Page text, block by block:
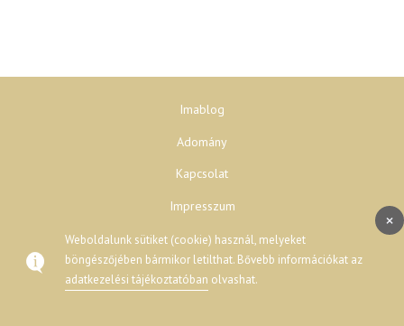
Adatvédelem
Impresszum
Kapcsolat
Adomány
Imablog
© 2026 777 - Minden jog fenntartva.
×
Weboldalunk sütiket (cookie) használ, melyeket
böngészőjében bármikor letilthat. Bővebb információkat az
adatkezelési tájékoztatóban olvashat.